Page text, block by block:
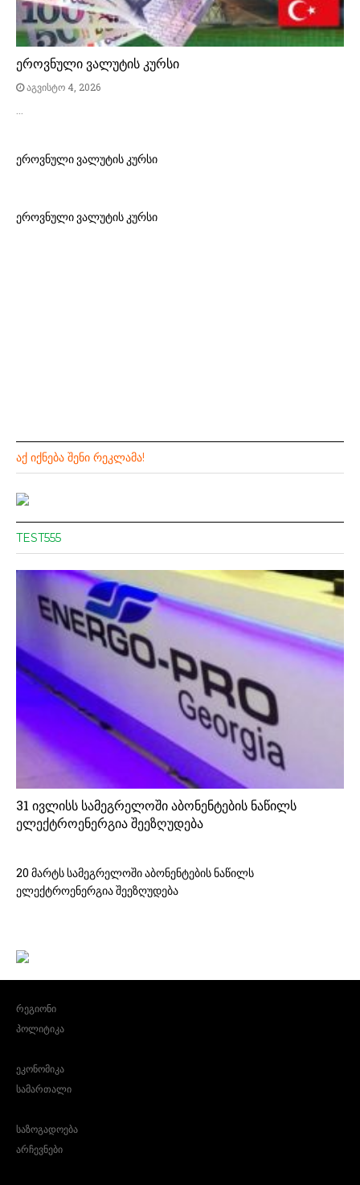
ეროვნული ვალუტის კურსი
აგვისტო 4, 2026
…
ეროვნული ვალუტის კურსი
ეროვნული ვალუტის კურსი
ᲐᲥ ᲘᲥᲜᲔᲑᲐ ᲨᲔᲜᲘ ᲠᲔᲙᲚᲐᲛᲐ!
TEST555
31 ივლისს სამეგრელოში აბონენტების ნაწილს
ელექტროენერგია შეეზღუდება
20 მარტს სამეგრელოში აბონენტების ნაწილს
ელექტროენერგია შეეზღუდება
რეგიონი
პოლიტიკა
ეკონომიკა
სამართალი
საზოგადოება
არჩევნები